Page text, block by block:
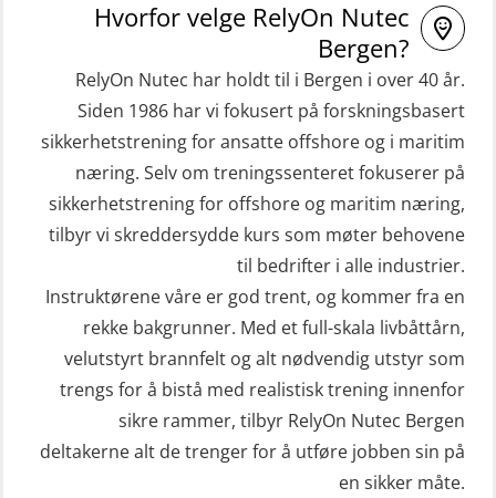
Pustelunge (OSE1251)
Helikopterevakuering med HABD,
inkl. Brannslukking og Førstehjelp-
sivile mannskaper (FSC119)
Helikopterevakuering med HABD,
inkl. brannslukning (FSC121)
Hjertestarter brukerkurs (OFA107)
Kombi Søk og Redningslag og HLO
repetisjonskurs med e-læring
(ABSBLE010)
Kondisjonstest (OSC151)
Ledertrening i beredskap og
krisehåndtering for plattformsjefer
båt (HMOB) oppdatering (MSE1001)
STCW Livbåtfører redningsfarkoster
32 t (MSE1031)
STCW Mann-Over-Bord
(hurtiggående) 32 t m/mørkekjøring
(MSE112)
STCW Redningsfarkost oppdatering
sliskebåt (MSE116)
STCW Sikkerhetsopplæring for
sjøfolk på mindre skip med eLearning
(MBSBLE003)
STCW oppdatering Livbåtfører
redningsfarkoster 8 t – konvensjonell
Hvorfor velge RelyOn Nutec
Bergen?
RelyOn Nutec har holdt til i Bergen i over 40 år.
Siden 1986 har vi fokusert på forskningsbasert
sikkerhetstrening for ansatte offshore og i maritim
næring. Selv om treningssenteret fokuserer på
sikkerhetstrening for offshore og maritim næring,
tilbyr vi skreddersydde kurs som møter behovene
til bedrifter i alle industrier.
Instruktørene våre er god trent, og kommer fra en
rekke bakgrunner. Med et full-skala livbåttårn,
velutstyrt brannfelt og alt nødvendig utstyr som
trengs for å bistå med realistisk trening innenfor
sikre rammer, tilbyr RelyOn Nutec Bergen
deltakerne alt de trenger for å utføre jobben sin på
en sikker måte.